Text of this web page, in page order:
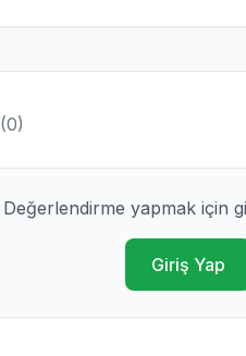
(0)
Değerlendirme yapmak için
Giriş Yap